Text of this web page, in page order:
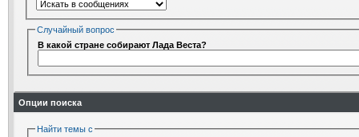
Случайный вопрос
В какой стране собирают Лада Веста?
Опции поиска
Найти темы с